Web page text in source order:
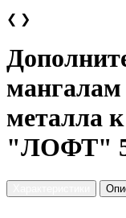
❮ ❯
металла
"ЛОФТ"